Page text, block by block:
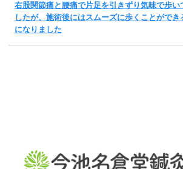
右股関節痛と腰痛で片足を引きずり気味で歩い
したが、施術後にはスムーズに歩くことができ
になりました